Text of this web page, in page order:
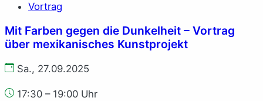
Vortrag
Mit Farben gegen die Dunkelheit – Vortrag
über mexikanisches Kunstprojekt
Sa., 27.09.2025
17:30 – 19:00 Uhr